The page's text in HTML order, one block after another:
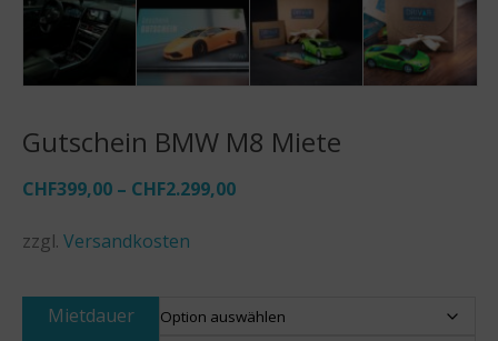
Gutschein BMW M8 Miete
CHF399,00 – CHF2.299,00
zzgl. Versandkosten
Mietdauer